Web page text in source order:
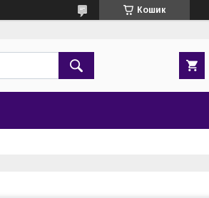
Кошик